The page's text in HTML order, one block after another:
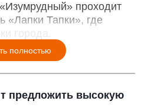
проходит
«Лапки Тапки», где
города.
полностью
предложить высокую